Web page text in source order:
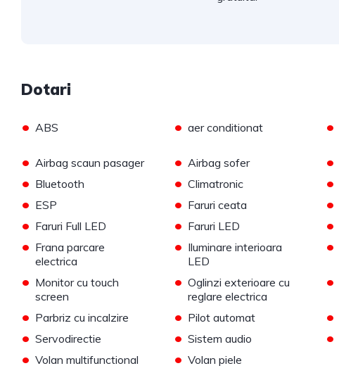
Dotari
• ABS • aer conditionat •
• Airbag scaun pasager • Airbag sofer •
• Bluetooth • Climatronic •
• ESP • Faruri ceata •
• Faruri Full LED • Faruri LED •
• Frana parcare
electrica
• Iluminare interioara
LED
•
• Monitor cu touch
screen
• Oglinzi exterioare cu
reglare electrica
•
• Parbriz cu incalzire • Pilot automat •
• Servodirectie • Sistem audio •
• Volan multifunctional • Volan piele